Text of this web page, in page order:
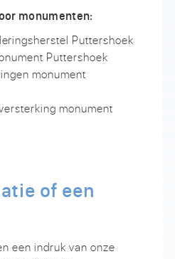
monumenten:
Puttershoek
Puttershoek
monument
monument
of een
een indruk van onze